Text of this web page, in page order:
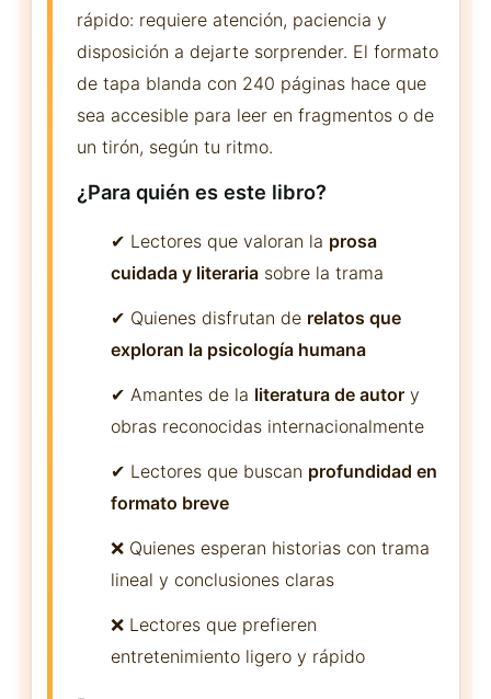
rápido: requiere atención, paciencia y
disposición a dejarte sorprender. El formato
de tapa blanda con 240 páginas hace que
sea accesible para leer en fragmentos o de
un tirón, según tu ritmo.
¿Para quién es este libro?
✔ Lectores que valoran la prosa
cuidada y literaria sobre la trama
✔ Quienes disfrutan de relatos que
exploran la psicología humana
✔ Amantes de la literatura de autor y
obras reconocidas internacionalmente
✔ Lectores que buscan profundidad en
formato breve
❌ Quienes esperan historias con trama
lineal y conclusiones claras
❌ Lectores que prefieren
entretenimiento ligero y rápido